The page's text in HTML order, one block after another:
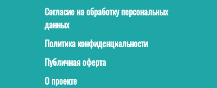
Согласие на обработку персональных
данных
Политика конфиденциальности
Публичная оферта
О проекте